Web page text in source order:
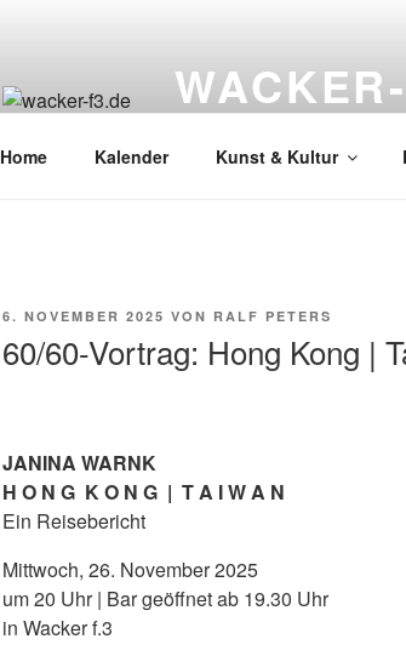
Home Kalender Kunst & Kultur
VERÖFFENTLICHT
6. NOVEMBER 2025 VON RALF PETERS
60/60-Vortrag: Hong Kong |
JANINA WARNK
H O N G K O N G | T A I W A N
Ein Reisebericht
Mittwoch, 26. November 2025
um 20 Uhr | Bar geöffnet ab 19.30 Uhr
in Wacker f.3